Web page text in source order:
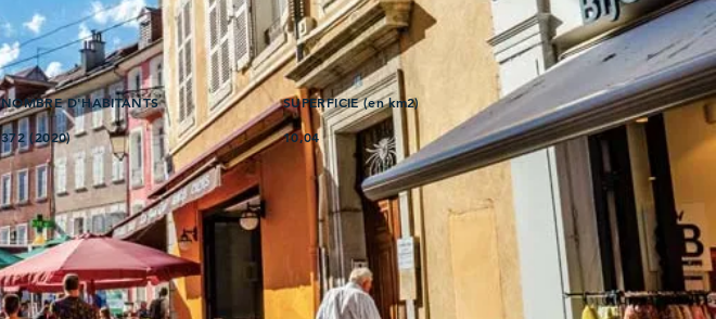
NOMBRE D'HABITANTS
372 (2020)
SUPERFICIE (en km2)
10,04